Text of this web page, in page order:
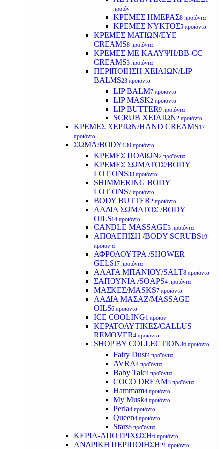
προϊόν
ΚΡΕΜΕΣ ΗΜΕΡΑΣ8 προϊόντα
ΚΡΕΜΕΣ ΝΥΚΤΟΣ5 προϊόντα
ΚΡΕΜΕΣ ΜΑΤΙΩΝ/EYE
CREAMS8 προϊόντα
ΚΡΕΜΕΣ ΜΕ ΚΑΛΥΨΗ/BB-CC
CREAMS3 προϊόντα
ΠΕΡΙΠΟΙΗΣΗ ΧΕΙΛΙΩΝ/LIP
BALMS23 προϊόντα
LIP BALM7 προϊόντα
LIP MASK2 προϊόντα
LIP BUTTER9 προϊόντα
SCRUB ΧΕΙΛΙΩΝ2 προϊόντα
ΚΡΕΜΕΣ ΧΕΡΙΩΝ/HAND CREAMS17
προϊόντα
ΣΩΜΑ/BODY130 προϊόντα
ΚΡΕΜΕΣ ΠΟΔΙΩΝ2 προϊόντα
ΚΡΕΜΕΣ ΣΩΜΑΤΟΣ/BODY
LOTIONS33 προϊόντα
SHIMMERING BODY
LOTIONS7 προϊόντα
BODY BUTTER2 προϊόντα
ΛΑΔΙΑ ΣΩΜΑΤΟΣ /BODY
OILS14 προϊόντα
CANDLE MASSAGE3 προϊόντα
ΑΠΟΛΕΠΙΣΗ /BODY SCRUBS19
προϊόντα
ΑΦΡΟΛΟΥΤΡΑ /SHOWER
GELS17 προϊόντα
ΑΛΑΤΑ ΜΠΑΝΙΟΥ/SALT8 προϊόντα
ΣΑΠΟΥΝΙΑ /SOAPS4 προϊόντα
ΜΑΣΚΕΣ/MASKS7 προϊόντα
ΛΑΔΙΑ ΜΑΣΑΖ/MASSAGE
OILS6 προϊόντα
ICE COOLING1 προϊόν
ΚΕΡΑΤΟΛΥΤΙΚΕΣ/CALLUS
REMOVER4 προϊόντα
SHOP BY COLLECTION36 προϊόντα
Fairy Dust4 προϊόντα
AVRA4 προϊόντα
Baby Talc4 προϊόντα
COCO DREAM3 προϊόντα
Hammam4 προϊόντα
My Musk4 προϊόντα
Perla4 προϊόντα
Queen4 προϊόντα
Stars5 προϊόντα
ΚΕΡΙΑ-ΑΠΟΤΡΙΧΩΣΗ6 προϊόντα
ΑΝΔΡΙΚΗ ΠΕΡΙΠΟΙΗΣΗ21 προϊόντα